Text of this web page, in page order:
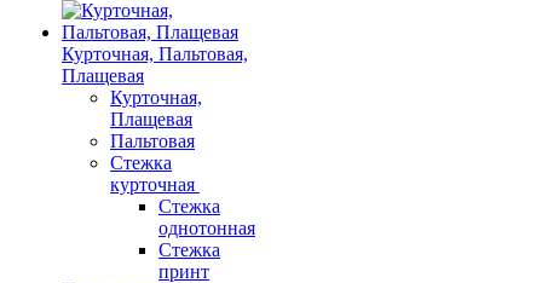
Курточная, Пальтовая,
Плащевая
Курточная,
Плащевая
Пальтовая
Стежка
курточная
Стежка
однотонная
Стежка
принт